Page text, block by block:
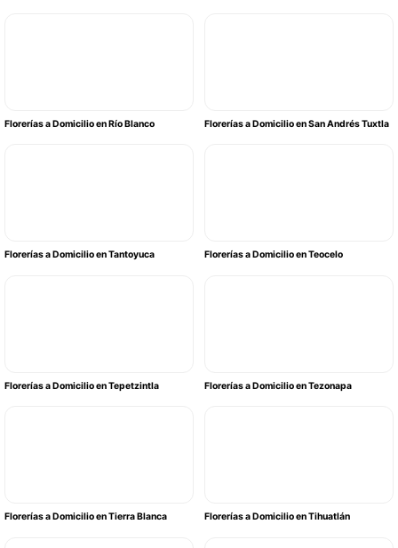
Florerías a Domicilio en Río Blanco Florerías a Domicilio en San Andrés Tuxtla
Florerías a Domicilio en Tantoyuca Florerías a Domicilio en Teocelo
Florerías a Domicilio en Tepetzintla Florerías a Domicilio en Tezonapa
Florerías a Domicilio en Tierra Blanca Florerías a Domicilio en Tihuatlán